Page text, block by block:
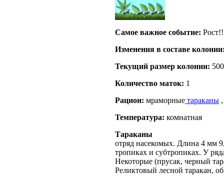
Самое важное событие:
Изменения в составе
Текущий размер кoлонии: 500
Количество маток: 1
Рацион: мраморные тараканы
Температура: комнатная
Тараканы
отряд насекомых. Длина 4 мм
тропиках и субтропиках. У
Некоторые (прусак, черный
Реликтовый лесной таракан,